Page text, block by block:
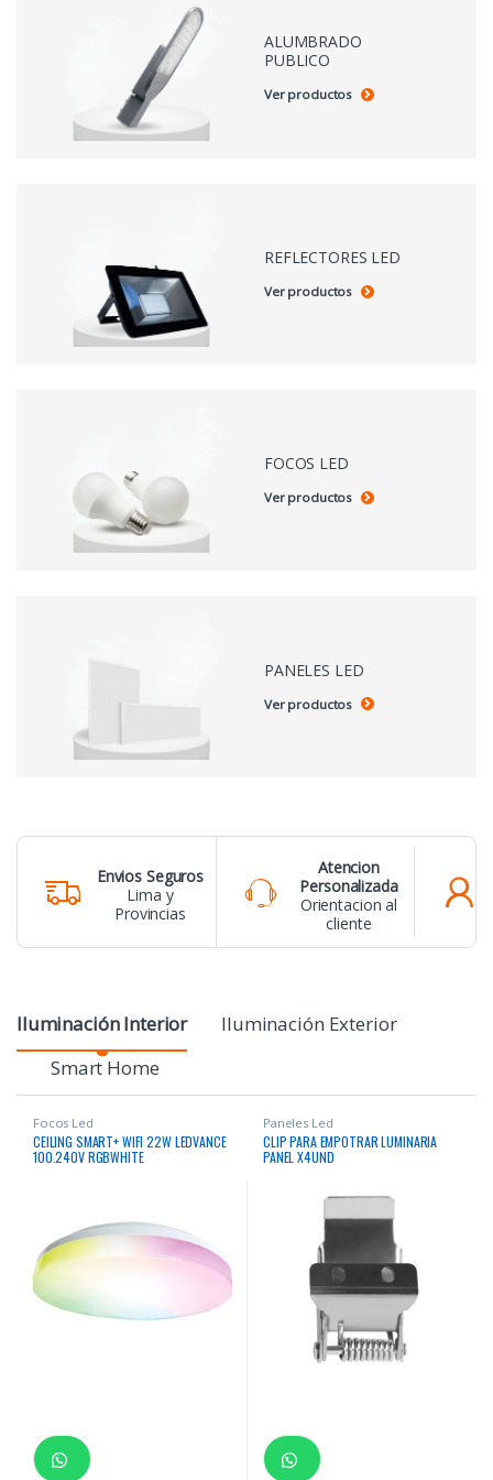
ALUMBRADO
PUBLICO
Ver productos
REFLECTORES LED
Ver productos
FOCOS LED
Ver productos
PANELES LED
Ver productos
Envios Seguros
Lima y
Provincias
Atencion
Personalizada
Orientacion al
cliente
P
Iluminación Interior
Iluminación Exterior
Smart Home
Focos Led
CEILING SMART+ WIFI 22W LEDVANCE
100.240V RGBWHITE
Paneles Led
CLIP PARA EMPOTRAR LUMINARIA
PANEL X4UND